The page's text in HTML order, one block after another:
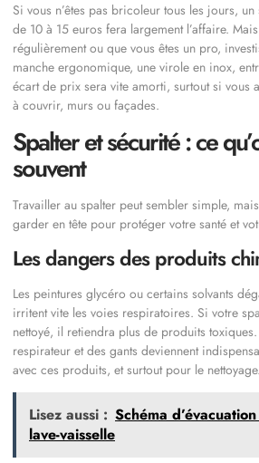
Si vous n’êtes pas bricoleur tous les jours,
de 10 à 15 euros fera largement l’affaire.
régulièrement ou que vous êtes un pro,
manche ergonomique, une virole en inox,
écart de prix sera vite amorti, surtout si vous
à couvrir, murs ou façades.
Spalter et sécurité : ce
souvent
Travailler au spalter peut sembler simple,
garder en tête pour protéger votre santé et
Les dangers des produits
Les peintures glycéro ou certains solvants
irritent vite les voies respiratoires. Si votre
nettoyé, il retiendra plus de produits
respirateur et des gants deviennent
avec ces produits, et surtout pour le nettoyage.
Lisez aussi : Schéma
lave-vaisselle